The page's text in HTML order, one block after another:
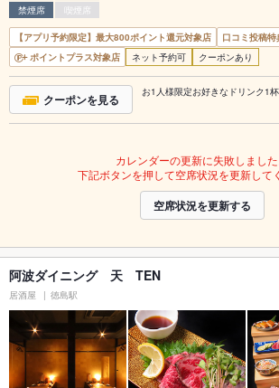
禁煙席
喫煙席
【アプリ予約限定】最大800ポイント還元対象店
口コミ投稿
ポイントプラス対象店
ネット予約可 クーポンあり
クーポンを見る お1人様限定お好きなドリンク1
カレンダーの更新に失敗しました
下記ボタンを押して空席状況を更新して
空席状況を更新する
阿波ダイニング 天 TEN
居酒屋 徳島駅